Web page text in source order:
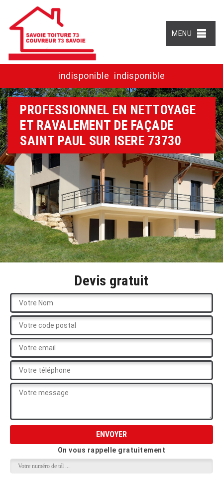
MENU
indisponible indisponible
PROFESSIONNEL EN NETTOYAGE
ET RAVALEMENT DE FAÇADE
SAINT PAUL SUR ISERE 73730
Devis gratuit
On vous rappelle gratuitement